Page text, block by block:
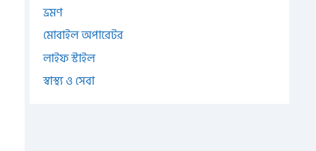
ভ্রমণ
মোবাইল অপারেটর
লাইফ স্টাইল
স্বাস্থ্য ও সেবা